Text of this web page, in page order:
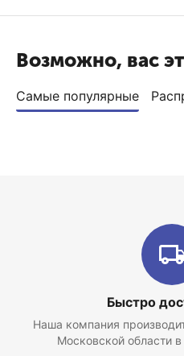
Возможно, вас
Самые популярные
Быстро
Наша компания
Московской области